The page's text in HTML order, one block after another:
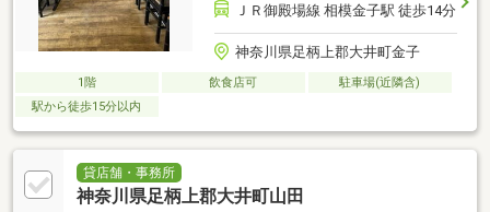
ＪＲ御殿場線 相模金子駅 徒歩14分
神奈川県足柄上郡大井町金子
1階 飲食店可
駐車場(近隣含)
駅から徒歩15分以内
貸店舗・事務所
神奈川県足柄上郡大井町山田